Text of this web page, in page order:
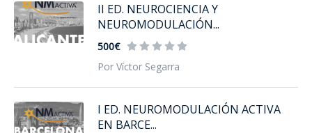
II ED. NEUROCIENCIA Y
NEUROMODULACIÓN...
500€
Por Víctor Segarra
I ED. NEUROMODULACIÓN ACTIVA
EN BARCE...